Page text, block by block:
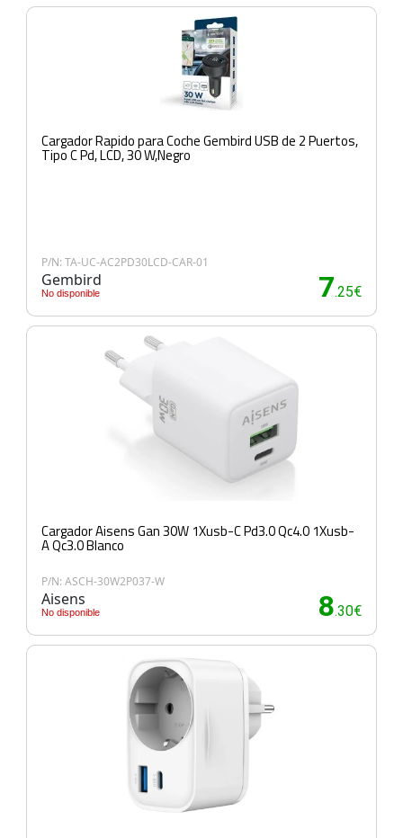
Cargador Rapido para Coche Gembird USB de 2 Puertos,
Tipo C Pd, LCD, 30 W,Negro
P/N: TA-UC-AC2PD30LCD-CAR-01
Gembird
No disponible 7.25€
Cargador Aisens Gan 30W 1Xusb-C Pd3.0 Qc4.0 1Xusb-
A Qc3.0 Blanco
P/N: ASCH-30W2P037-W
Aisens
No disponible 8.30€